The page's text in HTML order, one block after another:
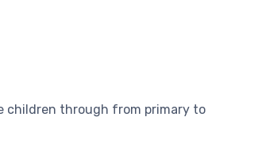
children through from primary to